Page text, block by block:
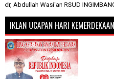
dr, Abdullah Wasi'an RSUD
IKLAN UCAPAN HARI KEMERDEKAAN